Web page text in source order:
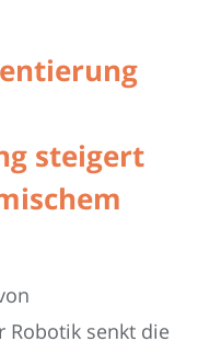
steigert
Robotik senkt die